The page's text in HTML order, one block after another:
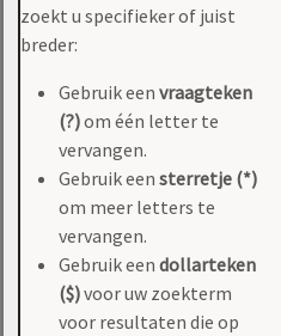
zoekt u specifieker of juist
breder:
Gebruik een vraagteken
(?)om één letter te
vervangen.
Gebruik een sterretje (*)
om meer letters te
vervangen.
Gebruik een dollarteken
($)voor uw zoekterm
voor resultaten die op